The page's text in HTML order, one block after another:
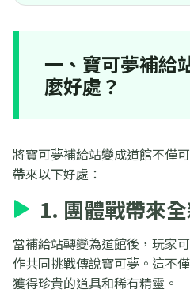
一、寶可夢補給
麼好處？
將寶可夢補給站變成道館不僅
帶來以下好處：
1. 團體戰帶來
當補給站轉變為道館後，玩家
作共同挑戰傳說寶可夢。這不
獲得珍貴的道具和稀有精靈。